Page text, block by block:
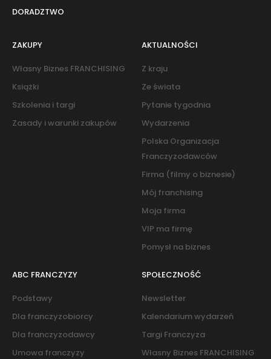
DORADZTWO
ZAKUPY
Własny Biznes FRANCHISING
Książki
Szkolenia i targi
Zasady i warunki zakupów
AKTUALNOŚCI
Z kraju
Ze świata
Pytanie tygodnia
Wydarzenia
Polska Organizacja
Franczyzodawców
Firma (filmy o biznesie)
Mój franchising
Moja firma
VIP ma firmę
Pomysł na biznes
ABC FRANCZYZY
Podstawy
Dla franczyzobiorcy
Dla franczyzodawcy
Umowa franczyzy
SPOŁECZNOŚĆ
Newsletter
Kalendarium wydarzeń
Targi Franczyza
Własny Biznes FRANCHISING